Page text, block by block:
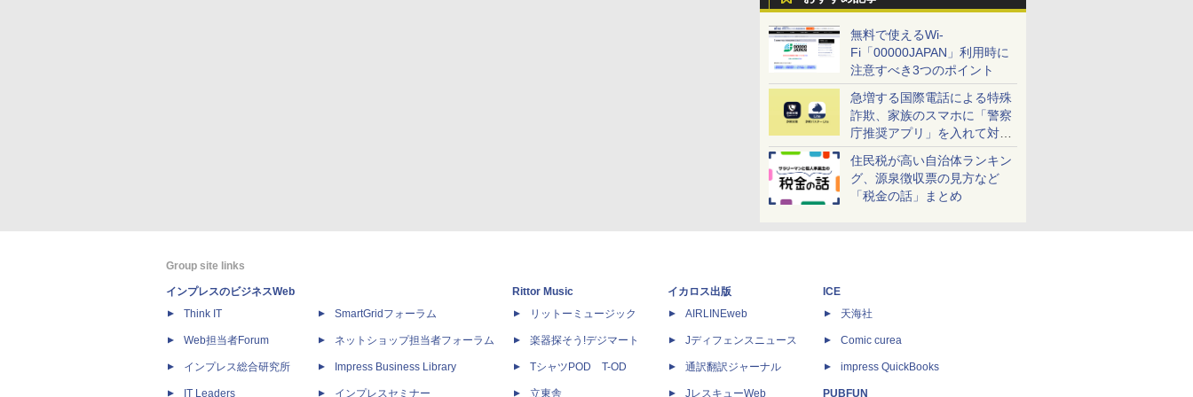
無料で使えるWi-
Fi「00000JAPAN」利用時に
注意すべき3つのポイント
急増する国際電話による特殊
詐欺、家族のスマホに「警察
庁推奨アプリ」を入れて対策
しよう！
住民税が高い自治体ランキン
グ、源泉徴収票の見方など
「税金の話」まとめ
Group site links
インプレスのビジネスWeb
Think IT
Web担当者Forum
インプレス総合研究所
IT Leaders
SmartGridフォーラム
ネットショップ担当者フォーラム
Impress Business Library
インプレスセミナー
Rittor Music
リットーミュージック
楽器探そう!デジマート
TシャツPOD T-OD
立東舎
イカロス出版
AIRLINEweb
Jディフェンスニュース
通訳翻訳ジャーナル
JレスキューWeb
ICE
天海社
Comic curea
impress QuickBooks
PUBFUN